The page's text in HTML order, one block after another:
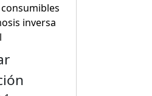
inversa